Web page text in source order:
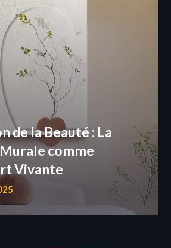
de la Beauté : La
comme
Vivante